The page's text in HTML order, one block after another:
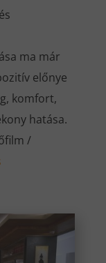
ma már
előnye
komfort,
hatása.
/